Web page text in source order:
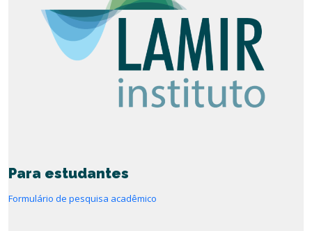
Para estudantes
Formulário de pesquisa acadêmico